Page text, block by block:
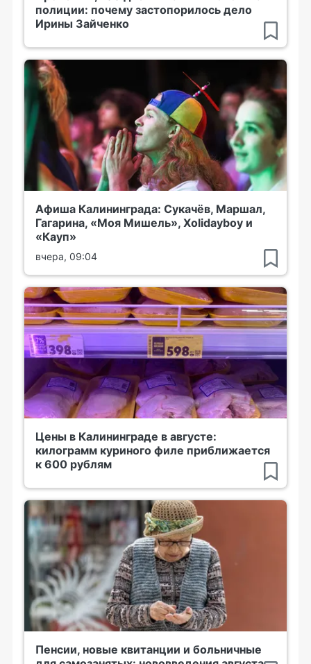
полиции: почему застопорилось дело
Ирины Зайченко
Афиша Калининграда: Сукачёв, Маршал,
Гагарина, «Моя Мишель», Xolidayboy и
«Кауп»
вчера, 09:04
Цены в Калининграде в августе:
килограмм куриного филе приближается
к 600 рублям
Пенсии, новые квитанции и больничные